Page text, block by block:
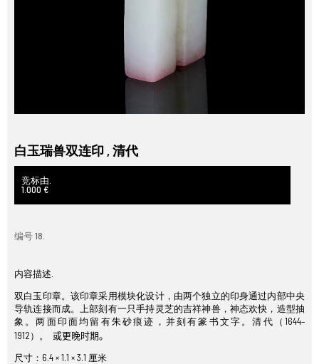
白玉瑞兽双连印 , 清代
竞标由.
1.000 €
编号 18.
内容描述.
双白玉印章。该印章采用模块化设计，由两个独立的印身通过内部中央
导轨连接而成。上部刻有一只手持灵芝的吉祥神兽，神态欢快，造型抽
象。两面印面均留有朱砂痕迹，并刻有篆书文字。清代（1644–
1912）。 或更晚时期。
尺寸：6.4 × 1.1 × 3.1 厘米